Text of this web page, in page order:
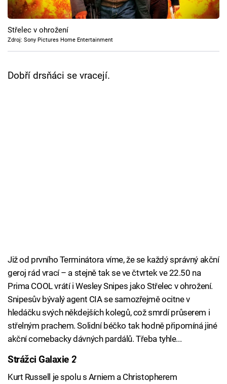
Cool Esport
Pořady
Střelec v ohrožení
Zdroj: Sony Pictures Home Entertainment
Dobří drsňáci se vracejí.
Již od prvního Terminátora víme, že se každý správný akční
geroj rád vrací – a stejně tak se ve čtvrtek ve 22.50 na
Prima COOL vrátí i Wesley Snipes jako Střelec v ohrožení.
Snipesův bývalý agent CIA se samozřejmě ocitne v
hledáčku svých někdejších kolegů, což smrdí průserem i
střelným prachem. Solidní béčko tak hodně připomíná jiné
akční comebacky dávných pardálů. Třeba tyhle...
Failed to fetch
Strážci Galaxie 2
Kurt Russell je spolu s Arniem a Christopherem